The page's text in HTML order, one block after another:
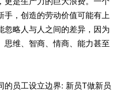
手，创造的劳动价值可能有上
忽略人与人之间的差异，因为
思维、智商、情商、能力甚至
的员工设立边界: 新员T做新员